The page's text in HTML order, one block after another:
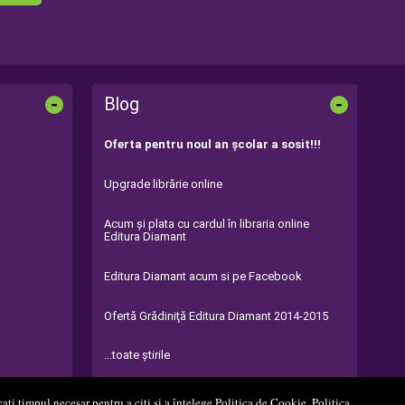
- Blog -
Oferta pentru noul an şcolar a sosit!!!
Upgrade librărie online
Acum şi plata cu cardul în libraria online
Editura Diamant
Editura Diamant acum si pe Facebook
Ofertă Grădiniţă Editura Diamant 2014-2015
...toate știrile